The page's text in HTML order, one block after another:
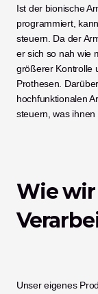
Ist der bionische
programmiert,
steuern. Da der
er sich so nah wie
größerer Kontrolle
Prothesen.
hochfunktionalen
steuern, was ihnen
Wie wir
Unser eigenes